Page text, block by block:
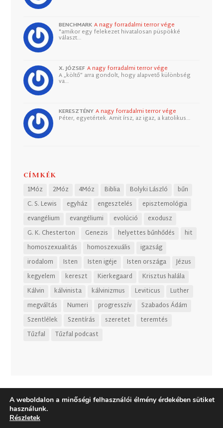
BENCHMARK A nagy forradalmi terror vége
"amikor egy felekezet hivatalosan püspökké
választ…
X. JÓZSEF A nagy forradalmi terror vége
A „költő” arra gondolt, hogy alapvető különbség
va…
KERESZTÉNY A nagy forradalmi terror vége
Péter, egyetértek. Amit írsz, az igaz, a katolikus…
CÍMKÉK
1Móz 2Móz 4Móz Biblia Bolyki László
bűn
C. S. Lewis
egyház engesztelés
episztemológia
evangélium
evangéliumi evolúció
exodusz
G. K. Chesterton
Genezis helyettes bűnhődés
hit
homoszexualitás
homoszexuális
igazság
irodalom
Isten Isten igéje Isten országa
Jézus
kegyelem
kereszt Kierkegaard
Krisztus halála
Kálvin
kálvinista kálvinizmus Leviticus
Luther
megváltás
Numeri progresszív
Szabados Ádám
Szentlélek
Szentírás szeretet
teremtés
Tűzfal
Tűzfal podcast
A weboldalon a minőségi felhasználói élmény érdekében sütiket
használunk.
Részletek